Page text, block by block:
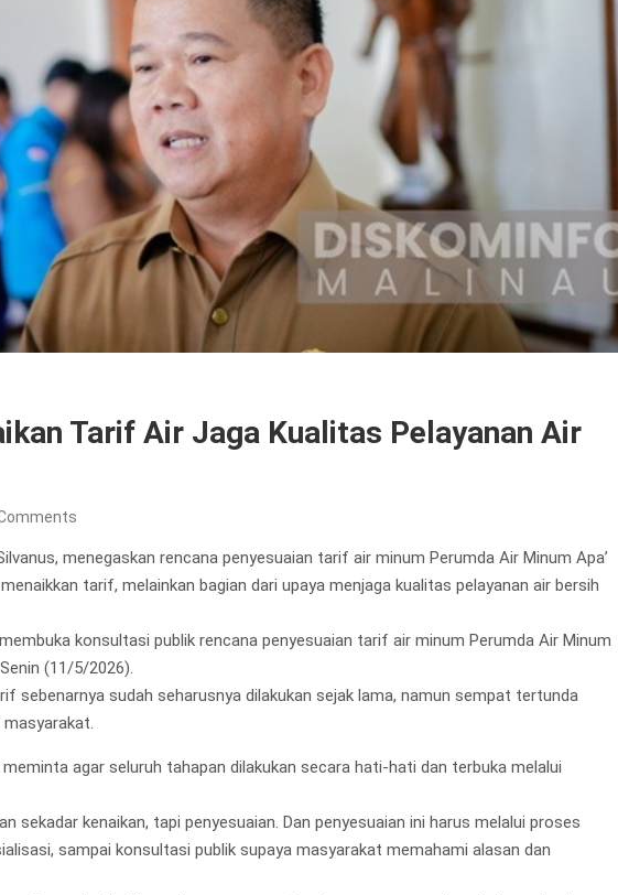
Tarif Air Jaga Kualitas Pelayanan Air
menegaskan rencana penyesuaian tarif air minum Perumda Air Minum Apa’
tarif, melainkan bagian dari upaya menjaga kualitas pelayanan air bersih
konsultasi publik rencana penyesuaian tarif air minum Perumda Air Minum
(11/5/2026).
sebenarnya sudah seharusnya dilakukan sejak lama, namun sempat tertunda
agar seluruh tahapan dilakukan secara hati-hati dan terbuka melalui
sekadar kenaikan, tapi penyesuaian. Dan penyesuaian ini harus melalui proses
sampai konsultasi publik supaya masyarakat memahami alasan dan